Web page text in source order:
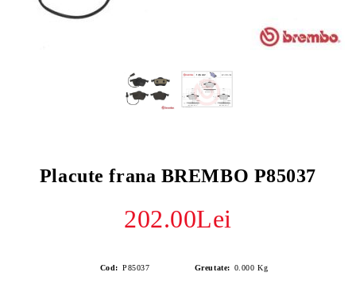
Placute frana BREMBO P85037
202.00Lei
Cod: P85037 Greutate: 0.000 Kg